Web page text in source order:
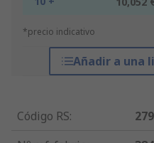
*precio indicativo
Añadir a una
Código RS: